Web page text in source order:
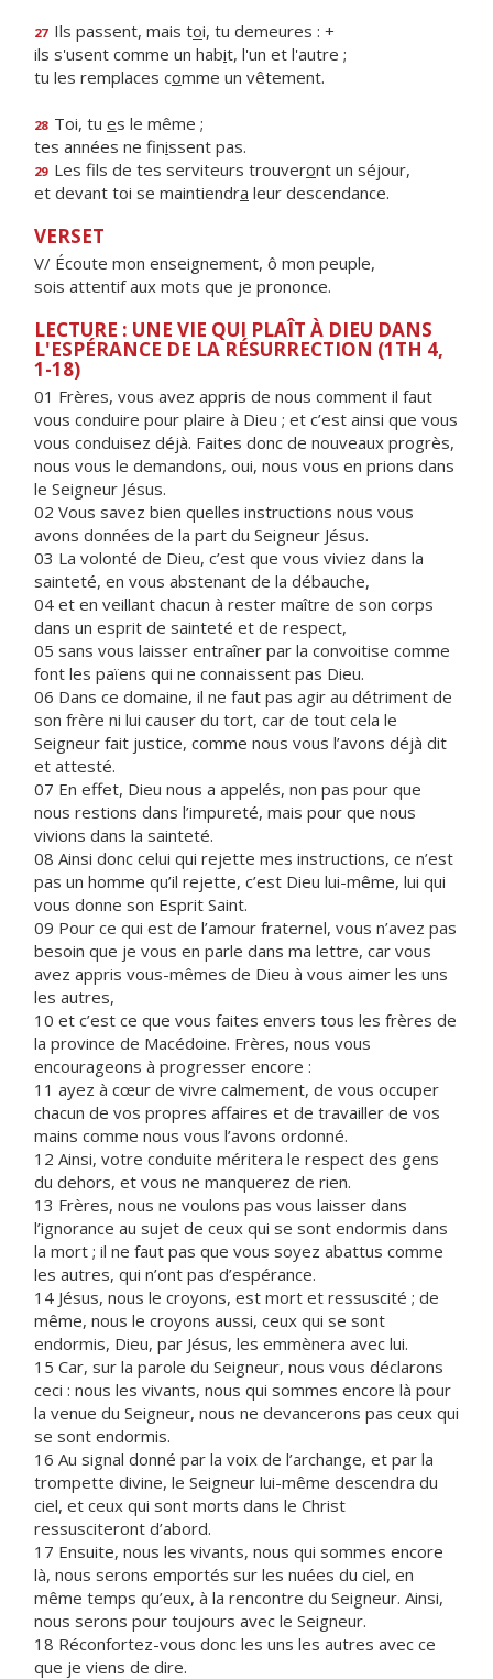
27 Ils passent, mais toi, tu demeures : +
ils s'usent comme un habit, l'un et l'autre ;
tu les remplaces comme un vêtement.
28 Toi, tu es le même ;
tes années ne finissent pas.
29 Les fils de tes serviteurs trouveront un séjour,
et devant toi se maintiendra leur descendance.
VERSET
V/ Écoute mon enseignement, ô mon peuple,
sois attentif aux mots que je prononce.
LECTURE : UNE VIE QUI PLAÎT À DIEU DANS
L'ESPÉRANCE DE LA RÉSURRECTION (1TH 4,
1-18)
01 Frères, vous avez appris de nous comment il faut
vous conduire pour plaire à Dieu ; et c’est ainsi que vous
vous conduisez déjà. Faites donc de nouveaux progrès,
nous vous le demandons, oui, nous vous en prions dans
le Seigneur Jésus.
02 Vous savez bien quelles instructions nous vous
avons données de la part du Seigneur Jésus.
03 La volonté de Dieu, c’est que vous viviez dans la
sainteté, en vous abstenant de la débauche,
04 et en veillant chacun à rester maître de son corps
dans un esprit de sainteté et de respect,
05 sans vous laisser entraîner par la convoitise comme
font les païens qui ne connaissent pas Dieu.
06 Dans ce domaine, il ne faut pas agir au détriment de
son frère ni lui causer du tort, car de tout cela le
Seigneur fait justice, comme nous vous l’avons déjà dit
et attesté.
07 En effet, Dieu nous a appelés, non pas pour que
nous restions dans l’impureté, mais pour que nous
vivions dans la sainteté.
08 Ainsi donc celui qui rejette mes instructions, ce n’est
pas un homme qu’il rejette, c’est Dieu lui-même, lui qui
vous donne son Esprit Saint.
09 Pour ce qui est de l’amour fraternel, vous n’avez pas
besoin que je vous en parle dans ma lettre, car vous
avez appris vous-mêmes de Dieu à vous aimer les uns
les autres,
10 et c’est ce que vous faites envers tous les frères de
la province de Macédoine. Frères, nous vous
encourageons à progresser encore :
11 ayez à cœur de vivre calmement, de vous occuper
chacun de vos propres affaires et de travailler de vos
mains comme nous vous l’avons ordonné.
12 Ainsi, votre conduite méritera le respect des gens
du dehors, et vous ne manquerez de rien.
13 Frères, nous ne voulons pas vous laisser dans
l’ignorance au sujet de ceux qui se sont endormis dans
la mort ; il ne faut pas que vous soyez abattus comme
les autres, qui n’ont pas d’espérance.
14 Jésus, nous le croyons, est mort et ressuscité ; de
même, nous le croyons aussi, ceux qui se sont
endormis, Dieu, par Jésus, les emmènera avec lui.
15 Car, sur la parole du Seigneur, nous vous déclarons
ceci : nous les vivants, nous qui sommes encore là pour
la venue du Seigneur, nous ne devancerons pas ceux qui
se sont endormis.
16 Au signal donné par la voix de l’archange, et par la
trompette divine, le Seigneur lui-même descendra du
ciel, et ceux qui sont morts dans le Christ
ressusciteront d’abord.
17 Ensuite, nous les vivants, nous qui sommes encore
là, nous serons emportés sur les nuées du ciel, en
même temps qu’eux, à la rencontre du Seigneur. Ainsi,
nous serons pour toujours avec le Seigneur.
18 Réconfortez-vous donc les uns les autres avec ce
que je viens de dire.